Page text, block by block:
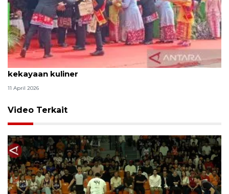
Tradisi hantaran Lebaran Betawi simbol bakti dan
kekayaan kuliner
11 April 2026
Video Terkait